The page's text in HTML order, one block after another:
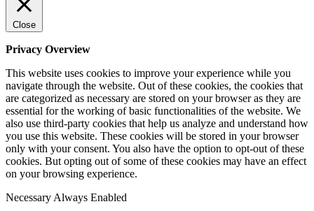
Close
Privacy Overview
This website uses cookies to improve your experience while you
navigate through the website. Out of these cookies, the cookies that
are categorized as necessary are stored on your browser as they are
essential for the working of basic functionalities of the website. We
also use third-party cookies that help us analyze and understand how
you use this website. These cookies will be stored in your browser
only with your consent. You also have the option to opt-out of these
cookies. But opting out of some of these cookies may have an effect
on your browsing experience.
Necessary Always Enabled